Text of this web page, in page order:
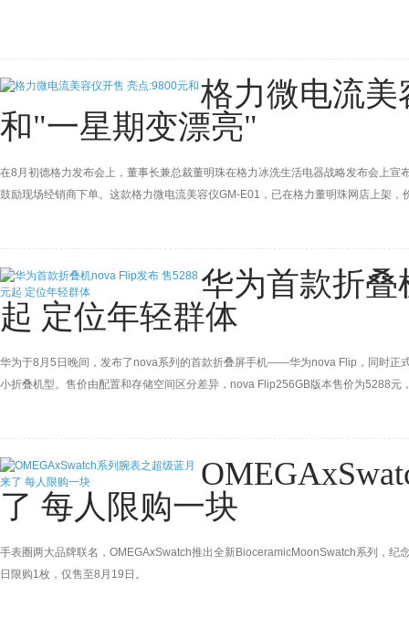
格力微电流美
和"一星期变漂亮"
在8月初德格力发布会上，董事长兼总裁董明珠在格力冰洗生活电器战略发布会上
鼓励现场经销商下单。这款格力微电流美容仪GM-E01，已在格力董明珠网店上架
华为首款折叠
起 定位年轻群体
华为于8月5日晚间，发布了nova系列的首款折叠屏手机——华为nova Flip，同时正
小折叠机型。售价由配置和存储空间区分差异，nova Flip256GB版本售价为5288
了 每人限购一块
手表圈两大品牌联名，OMEGAxSwatch推出全新BioceramicMoonSwatch系列，
日限购1枚，仅售至8月19日。